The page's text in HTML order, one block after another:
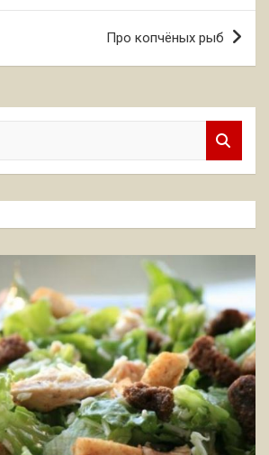
Про копчёных рыб